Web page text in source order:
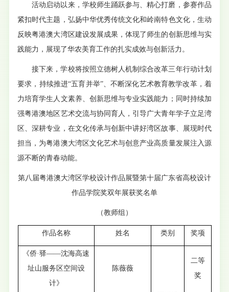
活动启动以来，学校师生踊跃参与、精心打磨，参赛作品
紧扣时代主题，弘扬中华优秀传统文化和岭南特色文化，生动
反映粤港澳大湾区建设发展成果，体现了师生的创新思维与实
践能力，展现了华农美育工作的扎实成效与创新活力。
接下来，学校将按照立德树人机制综合改革三年行动计划
要求，持续推进“五育并举”、不断深化艺术教育教学改革，着
力培育学生人文素养、创新思维与专业实践能力；同时持续加
强粤港澳地区艺术交流与协同育人，引导广大青年学子立足湾
区、深耕专业，在文化传承与创新中讲好湾区故事、展现时代
担当，为粤港澳大湾区文化艺术与创意产业高质量发展注入源
源不断的青春动能。
第八届粤港澳大湾区学校设计作品展暨第十届广东省高校设计
作品学院奖双年展获奖名单
（教师组）
作品名称 姓名 类别 奖项
《侨·驿——沈海高速
址山服务区空间设
计》
陈薇薇
二等
奖